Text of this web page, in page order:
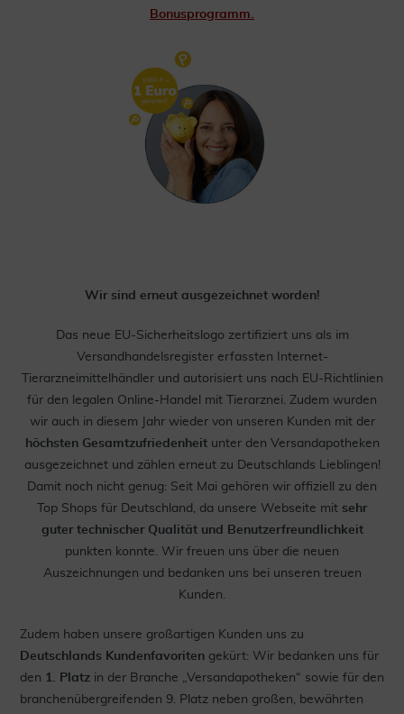
Bonusprogramm.
Wir sind erneut ausgezeichnet worden!
Das neue EU-Sicherheitslogo zertifiziert uns als im
Versandhandelsregister erfassten Internet-
Tierarzneimittelhändler und autorisiert uns nach EU-Richtlinien
für den legalen Online-Handel mit Tierarznei. Zudem wurden
wir auch in diesem Jahr wieder von unseren Kunden mit der
höchsten Gesamtzufriedenheitunter den Versandapotheken
ausgezeichnet und zählen erneut zu Deutschlands Lieblingen!
Damit noch nicht genug: Seit Mai gehören wir offiziell zu den
Top Shops für Deutschland, da unsere Webseite mit sehr
guter technischer Qualität und Benutzerfreundlichkeit
punkten konnte. Wir freuen uns über die neuen
Auszeichnungen und bedanken uns bei unseren treuen
Kunden.
Zudem haben unsere großartigen Kunden uns zu
Deutschlands Kundenfavoriten gekürt: Wir bedanken uns für
den 1. Platz in der Branche „Versandapotheken“ sowie für den
branchenübergreifenden 9. Platz neben großen, bewährten